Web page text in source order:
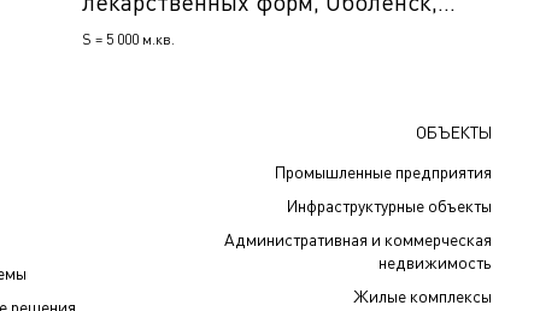
Россия
S = 5 000 м.кв.
решения
ОБЪЕКТЫ
Промышленные предприятия
Инфраструктурные объекты
Административная и коммерческая
недвижимость
Жилые комплексы